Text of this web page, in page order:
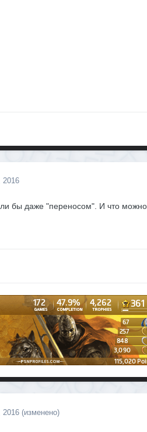
2016
бы даже "переносом". И что
2016 (изменено)